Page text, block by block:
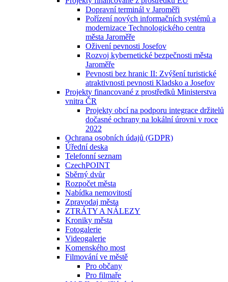
Dopravní terminál v Jaroměři
Pořízení nových informačních systémů a
modernizace Technologického centra
města Jaroměře
Oživení pevnosti Josefov
Rozvoj kybernetické bezpečnosti města
Jaroměře
Pevnosti bez hranic II: Zvýšení turistické
atraktivnosti pevnosti Kladsko a Josefov
Projekty financované z prostředků Ministerstva
vnitra ČR
Projekty obcí na podporu integrace držitelů
dočasné ochrany na lokální úrovni v roce
2022
Ochrana osobních údajů (GDPR)
Úřední deska
Telefonní seznam
CzechPOINT
Sběrný dvůr
Rozpočet města
Nabídka nemovitostí
Zpravodaj města
ZTRÁTY A NÁLEZY
Kroniky města
Fotogalerie
Videogalerie
Komenského most
Filmování ve městě
Pro občany
Pro filmaře